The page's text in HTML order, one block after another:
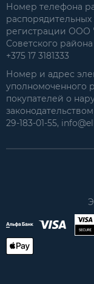
Номер телефона
распорядительных
регистрации ООО
Советского
+375 17 3181333
Номер и адрес
уполномоченного
покупателей о
29-183-01-55,